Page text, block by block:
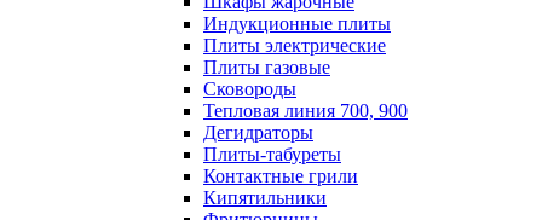
Индукционные плиты
Плиты электрические
Плиты газовые
Сковороды
Тепловая линия 700, 900
Дегидраторы
Плиты-табуреты
Контактные грили
Кипятильники